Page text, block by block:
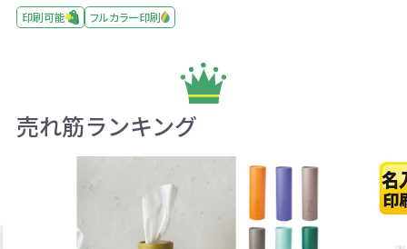
印刷可能
フルカラー印刷
売れ筋ランキング